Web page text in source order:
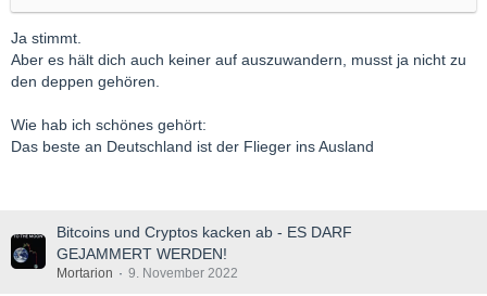
Ja stimmt.
Aber es hält dich auch keiner auf auszuwandern, musst ja nicht zu
den deppen gehören.
Wie hab ich schönes gehört:
Das beste an Deutschland ist der Flieger ins Ausland
Bitcoins und Cryptos kacken ab - ES DARF
GEJAMMERT WERDEN!
Mortarion 9. November 2022